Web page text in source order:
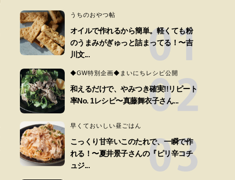
うちのおやつ帖
オイルで作れるから簡単。軽くても粉
のうまみがぎゅっと詰まってる！〜吉
川文...
◆GW特別企画◆まいにちレシピ公開
和えるだけで、やみつき確実!!リピート
率No. 1レシピ〜真藤舞衣子さん...
早くておいしい昼ごはん
こっくり甘辛いこのたれで、一瞬で作
れる！〜夏井景子さんの『ピリ辛コチ
ュジ...